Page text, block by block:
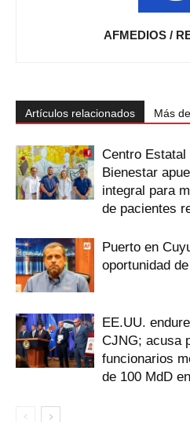
AFMEDIOS /
Artículos relacionados Más
Centro
Bienestar
integral para
de pacientes
Puerto en
oportunidad
EE.UU.
CJNG; acusa
funcionarios
de 100 MdD